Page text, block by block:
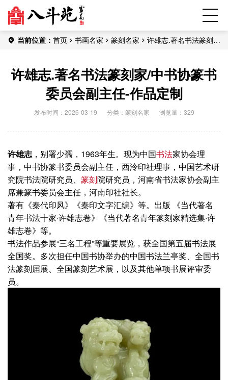
当前位置： 首页 书画名家 篆刻名家
许雄志.著名书法篆刻
许雄志.著名书法篆刻家/中书协篆书
委员会副主任-作品定制
发布时间：2026-03-19 分类： 篆刻名家 浏览量：329
许雄志，别署少孺，1963年生。现为中国书法家协会理
事，中书协篆书委员会副主任，西泠印社理事，中国艺术研
究院书法院研究员、 篆刻院研究员，河南省书法家协会副主
席兼篆书委员会主任，河南印社社长。
著有《秦代印风》《秦印文字汇编》等。出版 《当代著名
青年书法十家·许雄志卷》《当代著名青年篆刻家精选集·许
雄志卷》等。
书法作品参展“三名工程”等重要展览，获全国第五届书法展
全国奖。多次担任中国书协举办的中国书法兰亭奖、全国书
法篆刻届展、全国篆刻艺术展，以及其他单项书展评审委
员。